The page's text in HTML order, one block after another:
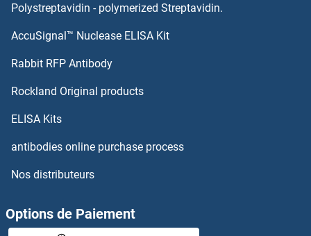
Polystreptavidin - polymerized Streptavidin.
AccuSignal™ Nuclease ELISA Kit
Rabbit RFP Antibody
Rockland Original products
ELISA Kits
antibodies online purchase process
Nos distributeurs
Options de Paiement